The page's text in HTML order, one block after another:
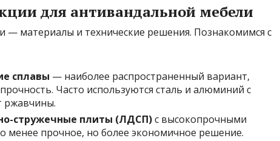
для антивандальной мебели
— материалы и технические решения. Познакомимся с
сплавы — наиболее распространенный вариант,
Часто используются сталь и алюминий с
ржавчины.
стружечные плиты (ЛДСП)с высокопрочными
менее прочное, но более экономичное решение.